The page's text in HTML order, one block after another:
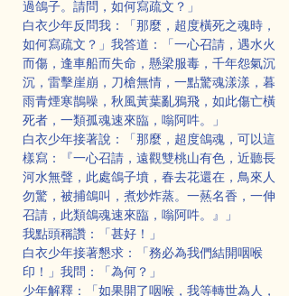
過鴿子。請問，如何寫疏文？」
白衣少年反問我：「那麼，超度橫死之魂時，
如何寫疏文？」我答道：「一心召請，遇水火
而傷，逢車船而失命，懸梁服毒，千年怨氣沉
沉，雷擊崖崩，刀槍無情，一點驚魂漾漾，暮
雨青煙寒鵲噪，秋風黃葉亂鴉飛，如此傷亡橫
死者，一類孤魂速來臨，嗡阿吽。」
白衣少年接著說：「那麼，超度鴿魂，可以這
樣寫：『一心召請，遠觀雙桃山有色，近聽長
河水無聲，此處鴿子墳，春去花還在，鳥來人
勿驚，被捕鴿叫，煮炒炸蒸。一爇名香，一伸
召請，此類鴿魂速來臨，嗡阿吽。』」
我點頭稱讚：「甚好！」
白衣少年接著懇求：「務必為我們結開咽喉
印！」我問：「為何？」
少年解釋：「如果開了咽喉，我等轉世為人，